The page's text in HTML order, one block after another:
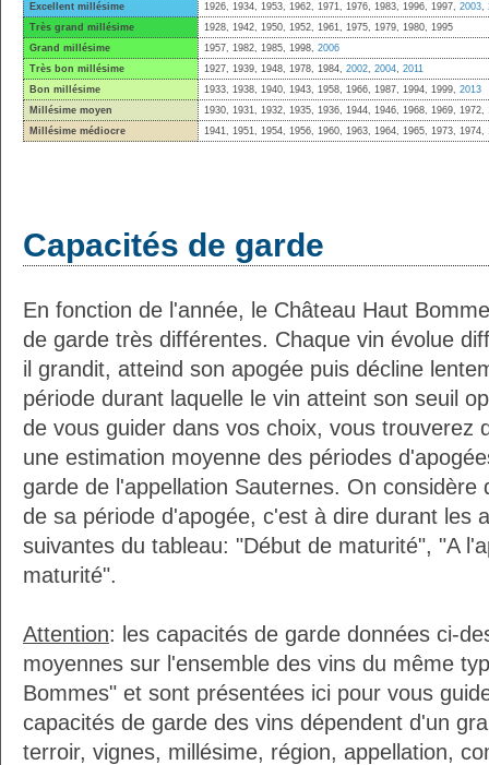
Excellent millésime
1926, 1934, 1953, 1962, 1971, 1976, 1983, 1996, 1997, 2003,
Très grand millésime
1928, 1942, 1950, 1952, 1961, 1975, 1979, 1980, 1995
Grand millésime
1957, 1982, 1985, 1998, 2006
Très bon millésime
1927, 1939, 1948, 1978, 1984, 2002, 2004, 2011
Bon millésime
1933, 1938, 1940, 1943, 1958, 1966, 1987, 1994, 1999, 2013
Millésime moyen
1930, 1931, 1932, 1935, 1936, 1944, 1946, 1968, 1969,
Millésime médiocre
1941, 1951, 1954, 1956, 1960, 1963, 1964, 1965, 1973,
Capacités de garde
En fonction de l'année, le Château Haut
de garde très différentes. Chaque vin évolue
il grandit, atteind son apogée puis décline
période durant laquelle le vin atteint son seuil
de vous guider dans vos choix, vous trouverez
une estimation moyenne des périodes
garde de l'appellation Sauternes. On considère
de sa période d'apogée, c'est à dire durant les
suivantes du tableau: "Début de maturité", "A
maturité".
Attention: les capacités de garde données ci-
moyennes sur l'ensemble des vins du même
Bommes" et sont présentées ici pour vous
capacités de garde des vins dépendent d'un
terroir, vignes, millésime, région, appellation,